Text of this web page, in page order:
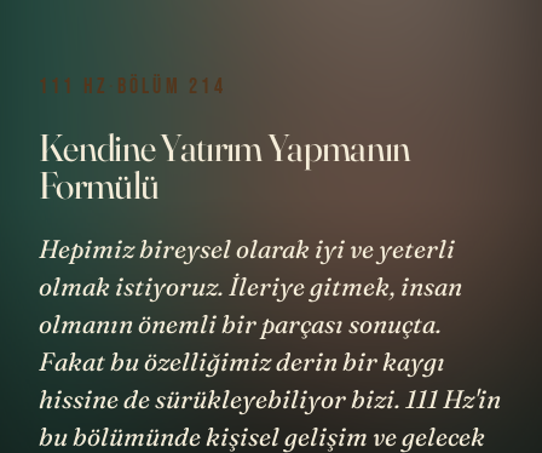
111 HZ BÖLÜM 214
Kendine Yatırım Yapmanın
Formülü
Hepimiz bireysel olarak iyi ve yeterli
olmak istiyoruz. İleriye gitmek, insan
olmanın önemli bir parçası sonuçta.
Fakat bu özelliğimiz derin bir kaygı
hissine de sürükleyebiliyor bizi. 111 Hz'in
bu bölümünde kişisel gelişim ve gelecek